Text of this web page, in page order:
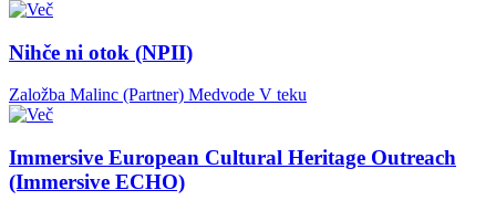
Nihče ni otok (NPII)
Založba Malinc (Partner) Medvode V teku
Immersive European Cultural Heritage Outreach
(Immersive ECHO)